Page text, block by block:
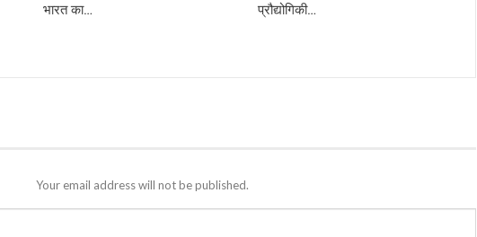
भारत का…
प्रौद्योगिकी…
Your email address will not be published.